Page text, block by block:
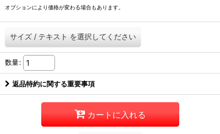
オプションにより価格が変わる場合もあります。
サイズ / テキスト を選択してください
数量:
返品特約に関する重要事項
カートに入れる